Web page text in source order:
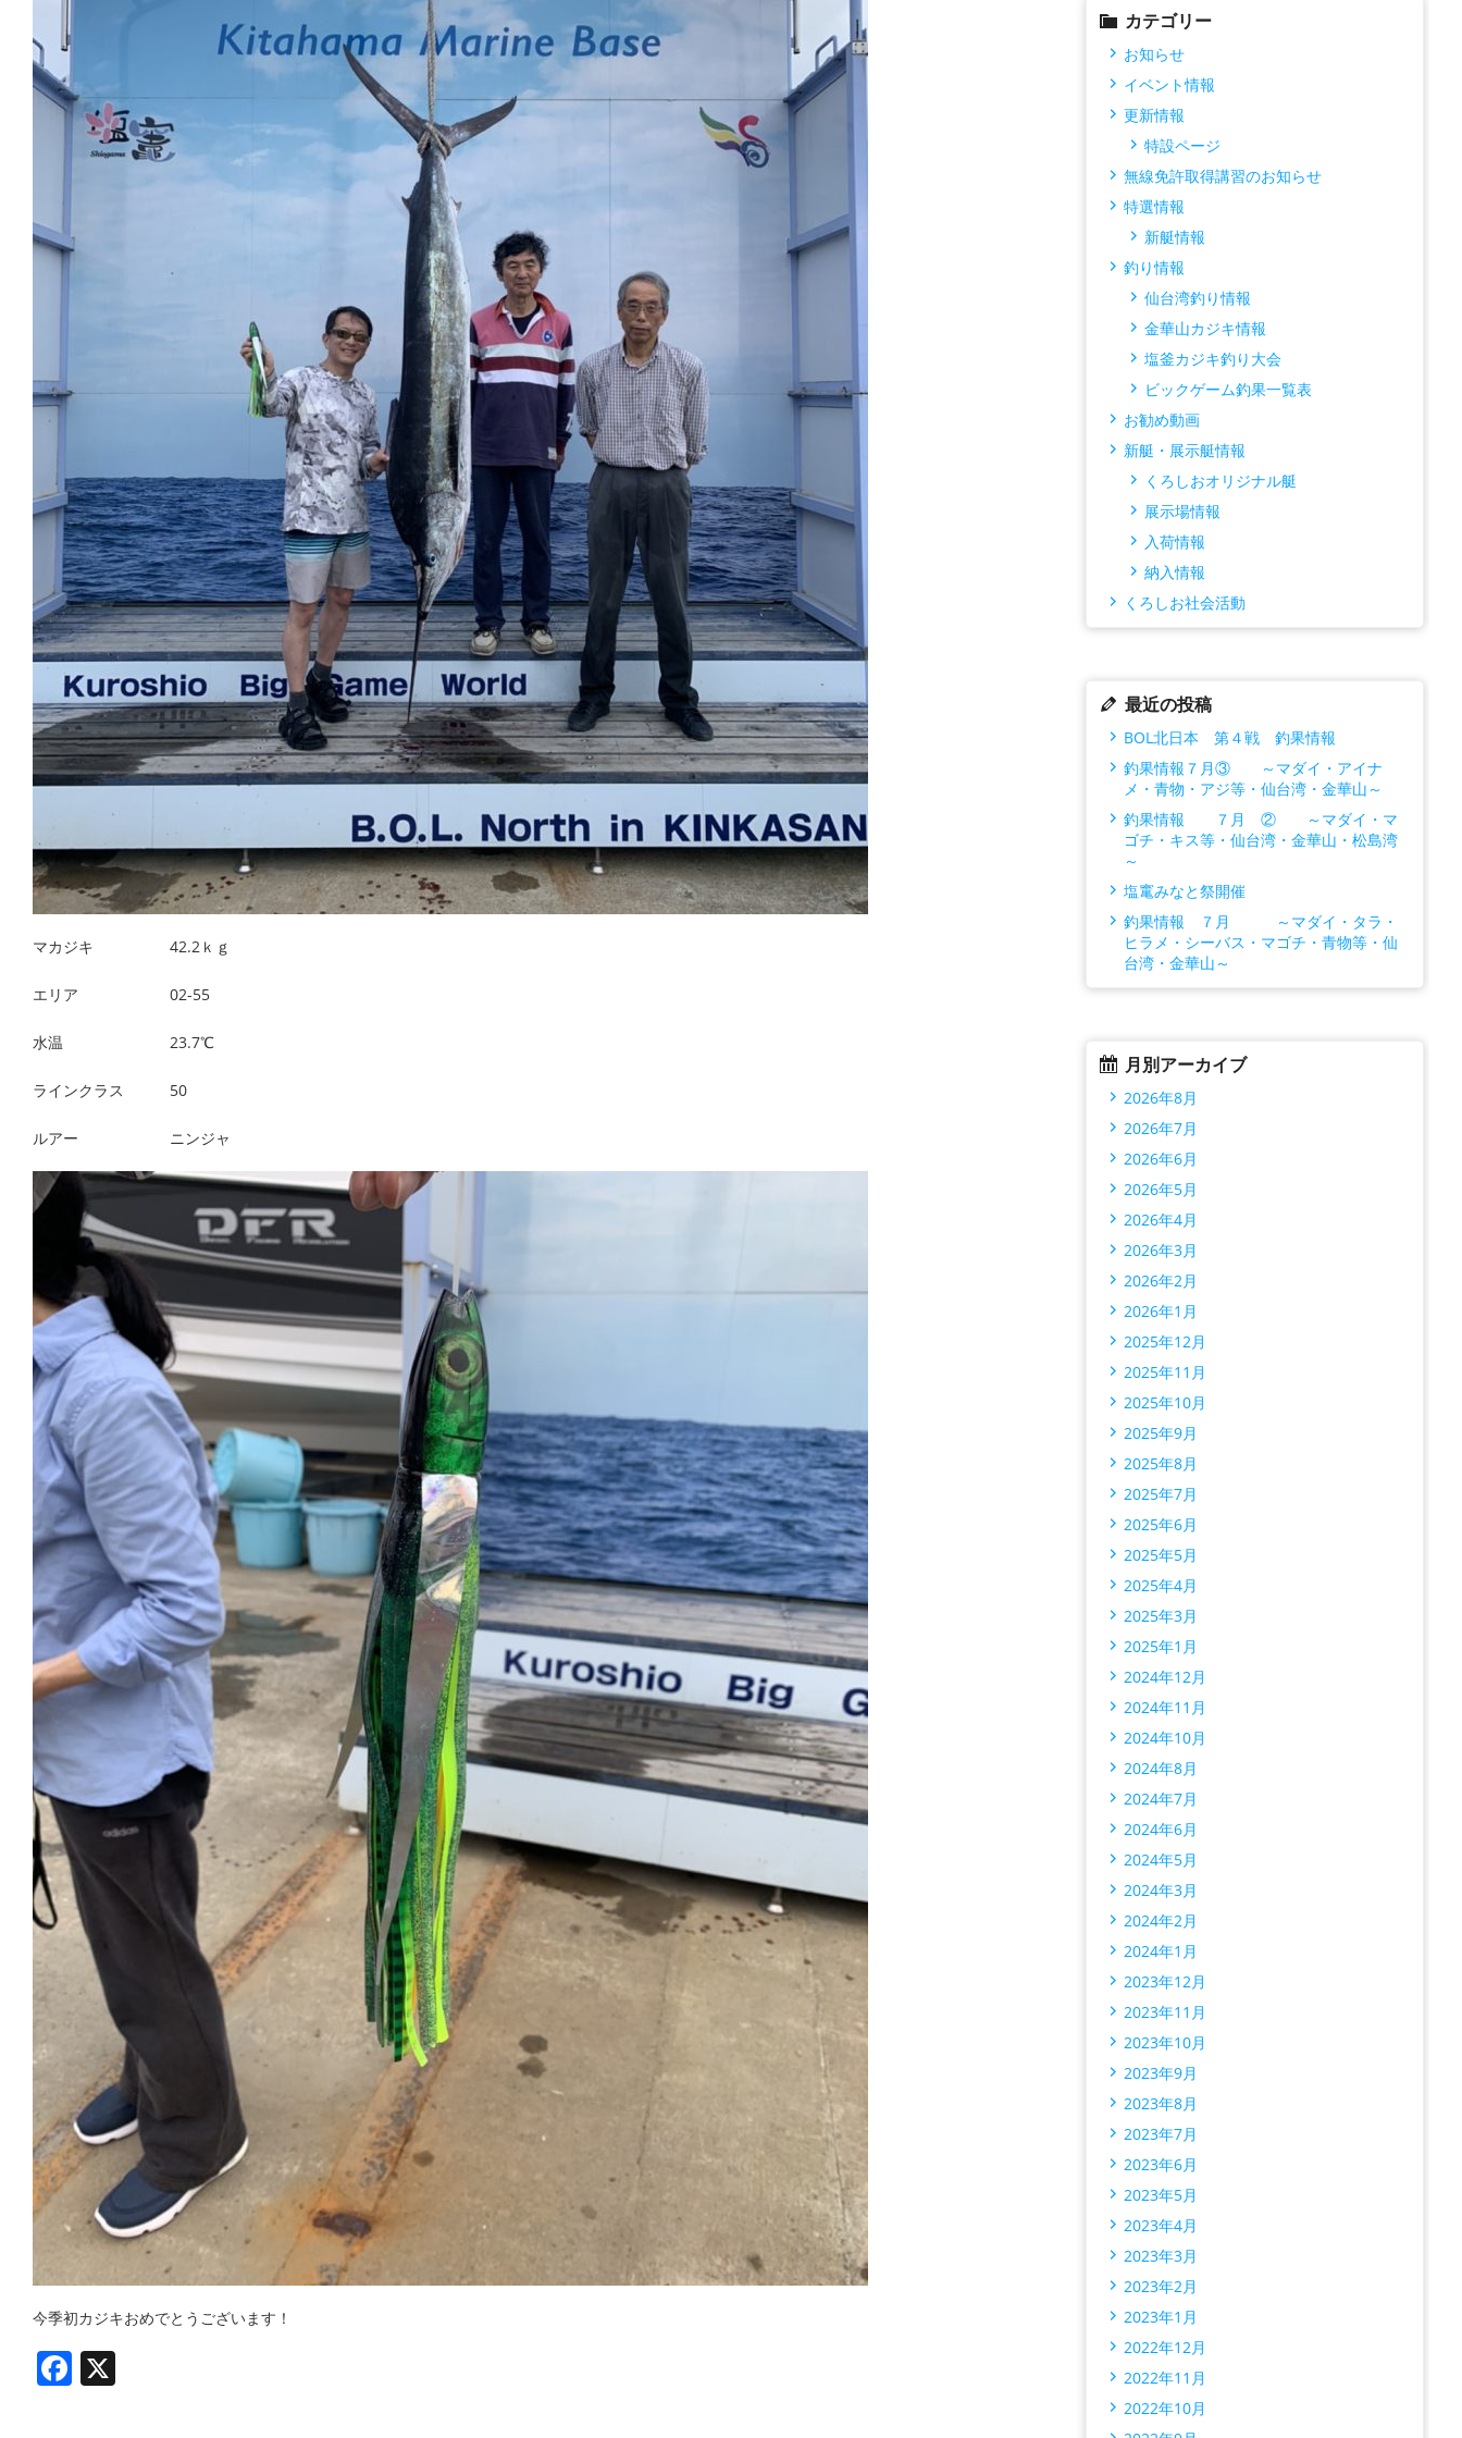
マカジキ 42.2ｋｇ
エリア 02-55
水温 23.7℃
ラインクラス 50
ルアー ニンジャ
今季初カジキおめでとうございます！
Facebook
カテゴリー
お知らせ
イベント情報
更新情報
特設ページ
無線免許取得講習のお知らせ
特選情報
新艇情報
釣り情報
仙台湾釣り情報
金華山カジキ情報
塩釜カジキ釣り大会
ビックゲーム釣果一覧表
お勧め動画
新艇・展示艇情報
くろしおオリジナル艇
展示場情報
入荷情報
納入情報
くろしお社会活動
最近の投稿
BOL北日本 第４戦 釣果情報
釣果情報７月③ ～マダイ・アイナ
メ・青物・アジ等・仙台湾・金華山～
釣果情報 ７月 ② ～マダイ・マ
ゴチ・キス等・仙台湾・金華山・松島湾
～
塩竃みなと祭開催
釣果情報 ７月 ～マダイ・タラ・
ヒラメ・シーバス・マゴチ・青物等・仙
台湾・金華山～
月別アーカイブ
2026年8月
2026年7月
2026年6月
2026年5月
2026年4月
2026年3月
2026年2月
2026年1月
2025年12月
2025年11月
2025年10月
2025年9月
2025年8月
2025年7月
2025年6月
2025年5月
2025年4月
2025年3月
2025年1月
2024年12月
2024年11月
2024年10月
2024年8月
2024年7月
2024年6月
2024年5月
2024年3月
2024年2月
2024年1月
2023年12月
2023年11月
2023年10月
2023年9月
2023年8月
2023年7月
2023年6月
2023年5月
2023年4月
2023年3月
2023年2月
2023年1月
2022年12月
2022年11月
2022年10月